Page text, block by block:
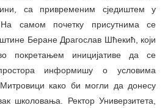
са привременим сједиштем у
На самом почетку присутнима се
Беране Драгослав Шћекић, који
покретањем иницијативе да се
информишу о условима
како би могли да донесу
школовања. Ректор Универзитета,